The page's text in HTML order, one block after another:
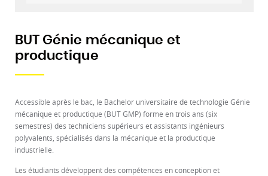
BUT Génie mécanique et
productique
Accessible après le bac, le Bachelor universitaire de technologie Génie
mécanique et productique (BUT GMP) forme en trois ans (six
semestres) des techniciens supérieurs et assistants ingénieurs
polyvalents, spécialisés dans la mécanique et la productique
industrielle.
Les étudiants développent des compétences en conception et